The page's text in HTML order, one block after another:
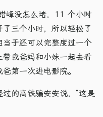
峰没怎么堵，11 个小时
三个小时，所以轻松了
于还可以完整度过一个
我爸妈和小妹一起去看
第一次进电影院。
的高铁骗安安说，“这是